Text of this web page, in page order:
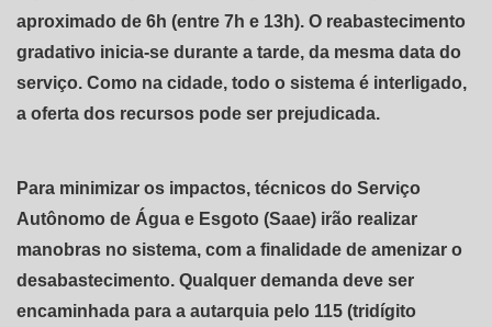
aproximado de 6h (entre 7h e 13h). O reabastecimento
gradativo inicia-se durante a tarde, da mesma data do
serviço. Como na cidade, todo o sistema é interligado,
a oferta dos recursos pode ser prejudicada.
Para minimizar os impactos, técnicos do Serviço
Autônomo de Água e Esgoto (Saae) irão realizar
manobras no sistema, com a finalidade de amenizar o
desabastecimento. Qualquer demanda deve ser
encaminhada para a autarquia pelo 115 (tridígito